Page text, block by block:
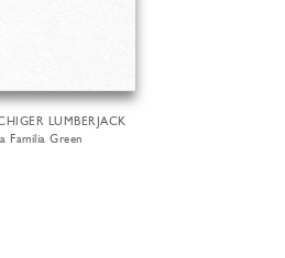
LUMBERJACK
Familia Green